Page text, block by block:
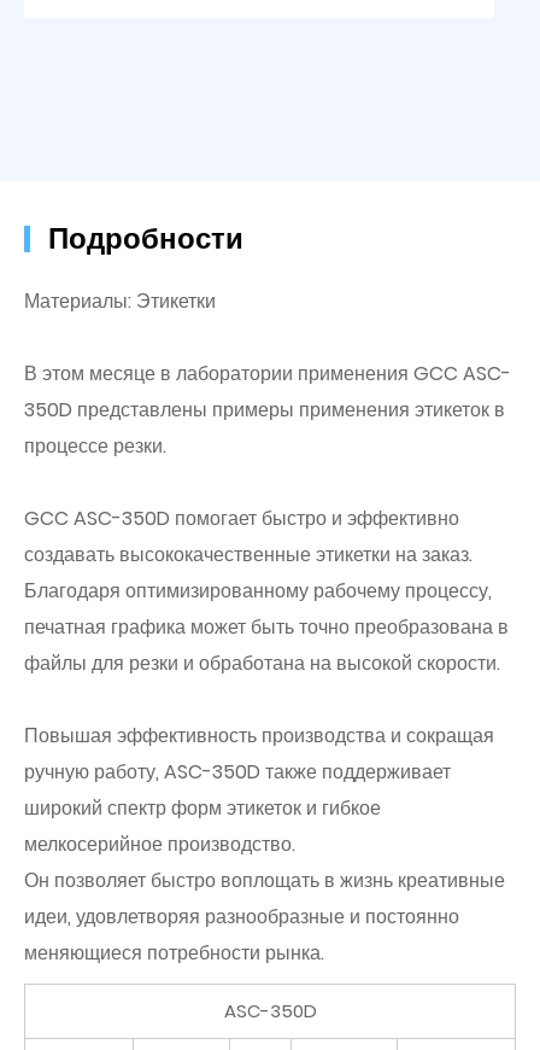
Подробности
Материалы: Этикетки
В этом месяце в лаборатории применения GCC ASC-
350D представлены примеры применения этикеток в
процессе резки.
GCC ASC-350D помогает быстро и эффективно
создавать высококачественные этикетки на заказ.
Благодаря оптимизированному рабочему процессу,
печатная графика может быть точно преобразована в
файлы для резки и обработана на высокой скорости.
Повышая эффективность производства и сокращая
ручную работу, ASC-350D также поддерживает
широкий спектр форм этикеток и гибкое
мелкосерийное производство.
Он позволяет быстро воплощать в жизнь креативные
идеи, удовлетворяя разнообразные и постоянно
меняющиеся потребности рынка.
ASC-350D